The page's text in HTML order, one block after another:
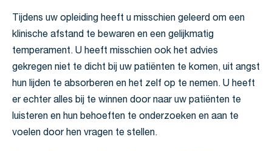
Tijdens uw opleiding heeft u misschien geleerd om een
klinische afstand te bewaren en een gelijkmatig
temperament. U heeft misschien ook het advies
gekregen niet te dicht bij uw patiënten te komen, uit angst
hun lijden te absorberen en het zelf op te nemen. U heeft
er echter alles bij te winnen door naar uw patiënten te
luisteren en hun behoeften te onderzoeken en aan te
voelen door hen vragen te stellen.